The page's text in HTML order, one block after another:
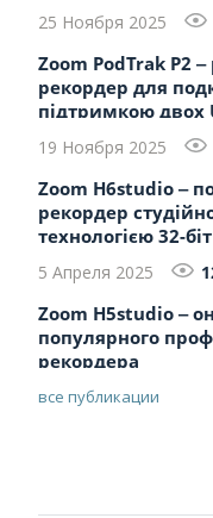
25 Ноября 2025
Zoom PodTrak P2
рекордер для
підтримкою двох
19 Ноября 2025
Zoom H6studio ‒
рекордер
технологією 32-
5 Апреля 2025
Zoom H5studio ‒
популярного
рекордера
все публикации